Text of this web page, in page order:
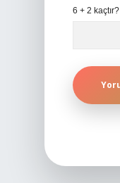
6 + 2 kaçtır?